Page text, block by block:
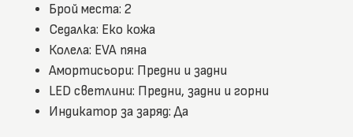
Брой места: 2
Седалка: Еко кожа
Колела: EVA пяна
Амортисьори: Предни и задни
LED светлини: Предни, задни и горни
Индикатор за заряд: Да